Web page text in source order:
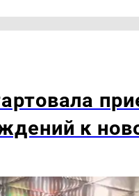
к